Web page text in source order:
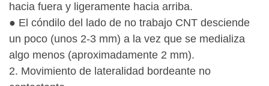
hacia fuera y ligeramente hacia arriba.
● El cóndilo del lado de no trabajo CNT desciende
un poco (unos 2-3 mm) a la vez que se medializa
algo menos (aproximadamente 2 mm).
2. Movimiento de lateralidad bordeante no